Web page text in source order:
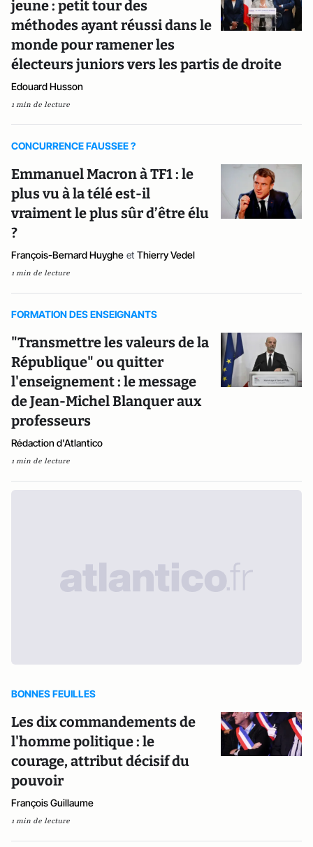
jeune : petit tour des
méthodes ayant réussi dans le
monde pour ramener les
électeurs juniors vers les partis de droite
Edouard Husson
1 min de lecture
CONCURRENCE FAUSSEE ?
Emmanuel Macron à TF1 : le
plus vu à la télé est-il
vraiment le plus sûr d’être élu
?
François-Bernard Huyghe et Thierry Vedel
1 min de lecture
FORMATION DES ENSEIGNANTS
"Transmettre les valeurs de la
République" ou quitter
l'enseignement : le message
de Jean-Michel Blanquer aux
professeurs
Rédaction d'Atlantico
1 min de lecture
BONNES FEUILLES
Les dix commandements de
l'homme politique : le
courage, attribut décisif du
pouvoir
François Guillaume
1 min de lecture